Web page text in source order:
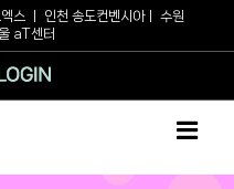
스 인천 송도컨벤시아ㅣ 수원
aT센터